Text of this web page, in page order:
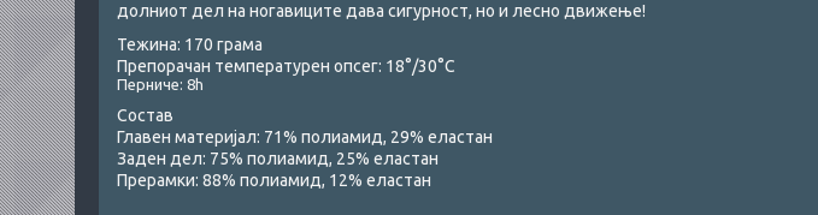
долниот дел на ногавиците дава сигурност, но и лесно движење!
Тежина: 170 грама
Препорачан температурен опсег: 18°/30°С
Перниче: 8h
Состав
Главен материјал: 71% полиамид, 29% еластан
Заден дел: 75% полиамид, 25% еластан
Прерамки: 88% полиамид, 12% eластан